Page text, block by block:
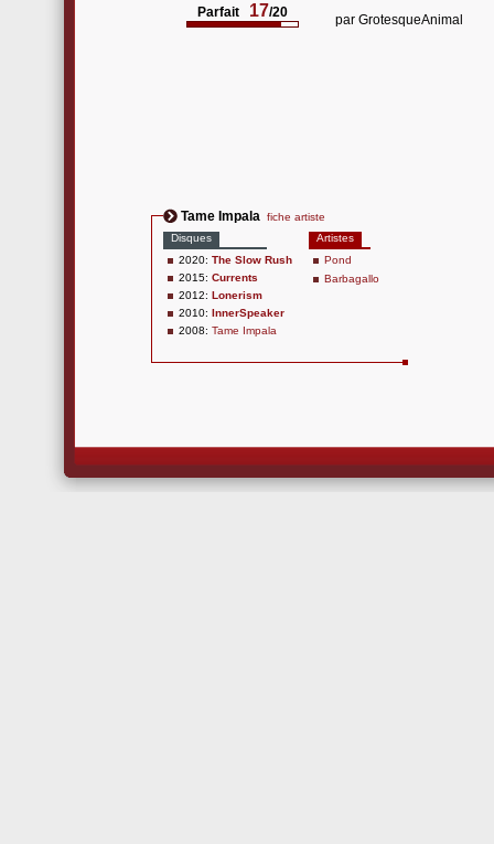
Parfait 17/20 par GrotesqueAnimal
Tame Impala fiche artiste
Disques
2020: The Slow Rush
2015: Currents
2012: Lonerism
2010: InnerSpeaker
2008: Tame Impala
Artistes
Pond
Barbagallo